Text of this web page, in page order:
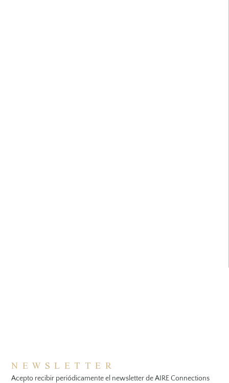
NEWSLETTER
Acepto recibir periódicamente el newsletter de AIRE Connections